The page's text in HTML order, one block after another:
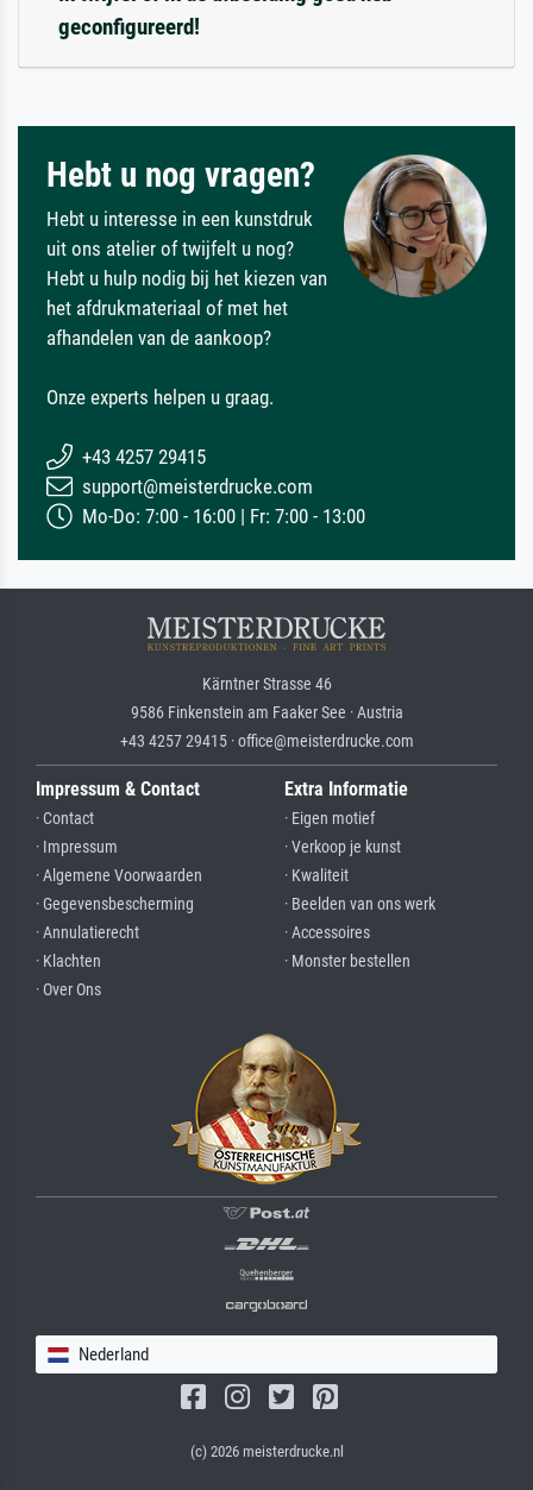
geconfigureerd!
Hebt u nog vragen?
Hebt u interesse in een kunstdruk
uit ons atelier of twijfelt u nog?
Hebt u hulp nodig bij het kiezen van
het afdrukmateriaal of met het
afhandelen van de aankoop?
Onze experts helpen u graag.
+43 4257 29415
support@meisterdrucke.com
Mo-Do: 7:00 - 16:00 | Fr: 7:00 - 13:00
Kärntner Strasse 46
9586 Finkenstein am Faaker See · Austria
+43 4257 29415 · office@meisterdrucke.com
Impressum & Contact
· Contact
· Impressum
· Algemene Voorwaarden
· Gegevensbescherming
· Annulatierecht
· Klachten
· Over Ons
Extra Informatie
· Eigen motief
· Verkoop je kunst
· Kwaliteit
· Beelden van ons werk
· Accessoires
· Monster bestellen
Nederland
(c) 2026 meisterdrucke.nl